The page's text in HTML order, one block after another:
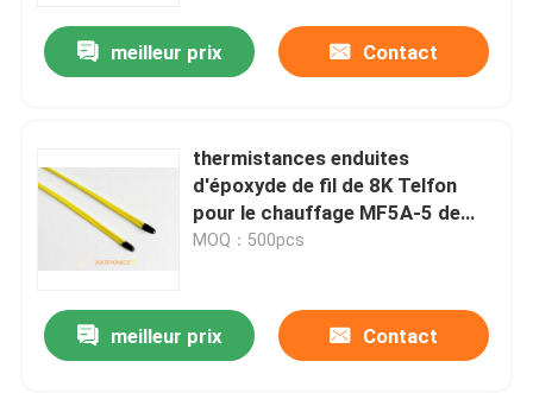
meilleur prix Contact
thermistances enduites
d'époxyde de fil de 8K Telfon
pour le chauffage MF5A-5 de
volant de rétroviseur et de
MOQ：500pcs
meilleur prix Contact